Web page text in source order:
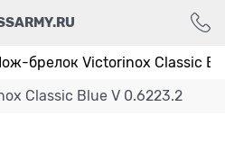
брелок Victorinox Classic
Classic Blue V 0.6223.2